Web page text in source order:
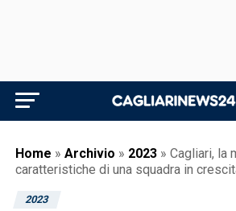
Home » Archivio » 2023 » Cagliari, la
caratteristiche di una squadra in
2023